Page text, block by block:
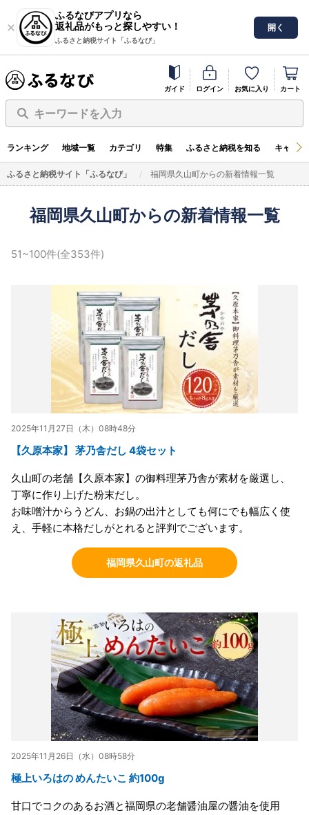
ふるなびアプリなら
返礼品がもっと探しやすい！
ふるさと納税サイト「ふるなび」
開く
ガイド ログイン お気に入り カート
キーワードを入力
ランキング 地域一覧 カテゴリ 特集 ふるさと納税を知る キャン
ふるさと納税サイト「ふるなび」 福岡県久山町からの新着情報一覧
福岡県久山町からの新着情報一覧
51~100件(全353件)
2025年11月27日（木）08時48分
【久原本家】 茅乃舎だし 4袋セット
久山町の老舗【久原本家】の御料理茅乃舎が素材を厳選し、
丁寧に作り上げた粉末だし。
お味噌汁からうどん、お鍋の出汁としても何にでも幅広く使
え、手軽に本格だしがとれると評判でございます。
福岡県久山町の返礼品
2025年11月26日（水）08時58分
極上いろはの めんたいこ 約100g
甘口でコクのあるお酒と福岡県の老舗醤油屋の醤油を使用